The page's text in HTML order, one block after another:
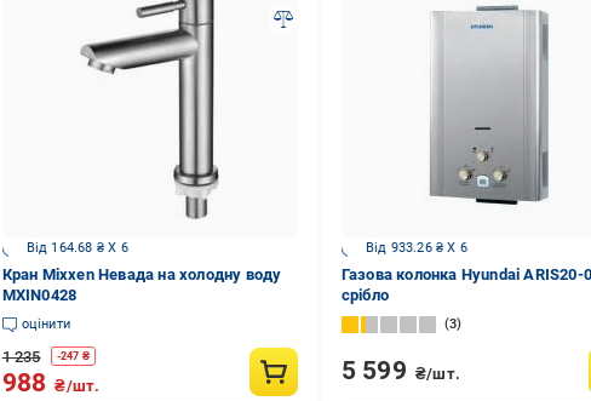
Від 164.68 ₴ X 6
Кран Mixxen Невада на холодну воду
MXIN0428
оцінити
1 235 -247 ₴
988 ₴/шт.
Від 933.26 ₴ X 6
Газова колонка Hyundai ARIS20-
срібло
3
5 599 ₴/шт.